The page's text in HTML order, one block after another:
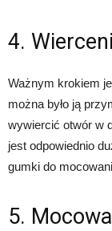
4.
Ważnym krokiem
można było ją
wywiercić otwór w
jest odpowiednio
gumki do
5.